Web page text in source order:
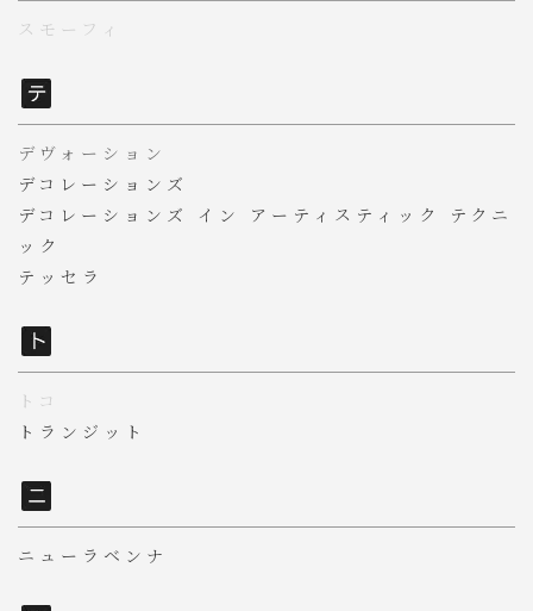
スモーフィ
デヴォーション
デコレーションズ
デコレーションズ イン アーティスティック テクニ
ック
テッセラ
トコ
トランジット
ニューラベンナ